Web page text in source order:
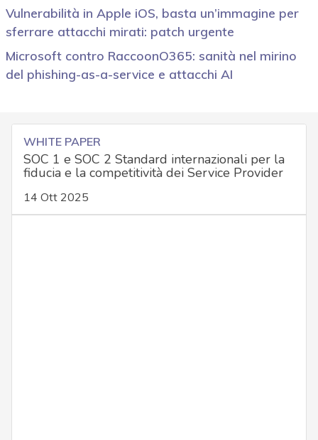
Vulnerabilità in Apple iOS, basta un’immagine per
sferrare attacchi mirati: patch urgente
Microsoft contro RaccoonO365: sanità nel mirino
del phishing-as-a-service e attacchi AI
WHITE PAPER
SOC 1 e SOC 2 Standard internazionali per la
fiducia e la competitività dei Service Provider
14 Ott 2025